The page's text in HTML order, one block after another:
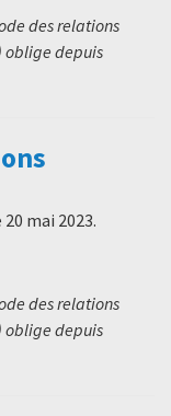
des relations
oblige depuis
20 mai 2023.
des relations
oblige depuis